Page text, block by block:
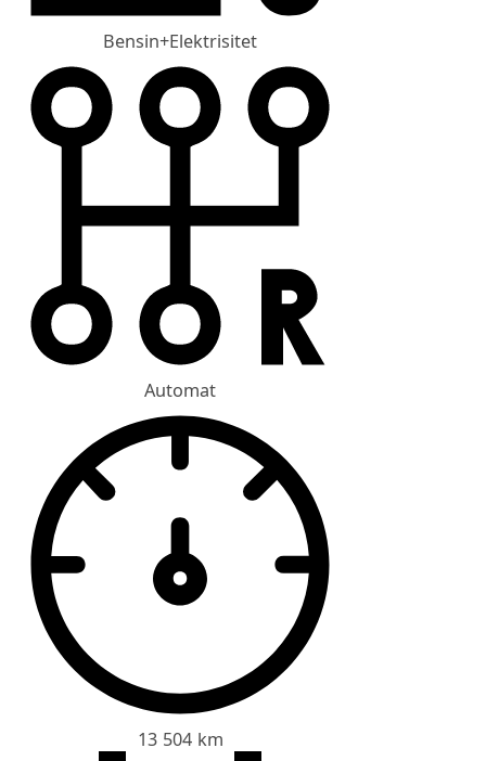
Bensin+Elektrisitet
Automat
13 504 km